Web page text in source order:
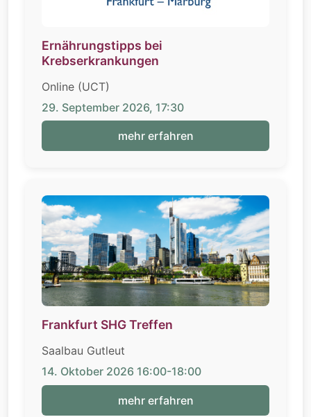
Ernährungstipps bei
Krebserkrankungen
Online (UCT)
29. September 2026, 17:30
mehr erfahren
Frankfurt SHG Treffen
Saalbau Gutleut
14. Oktober 2026 16:00-18:00
mehr erfahren